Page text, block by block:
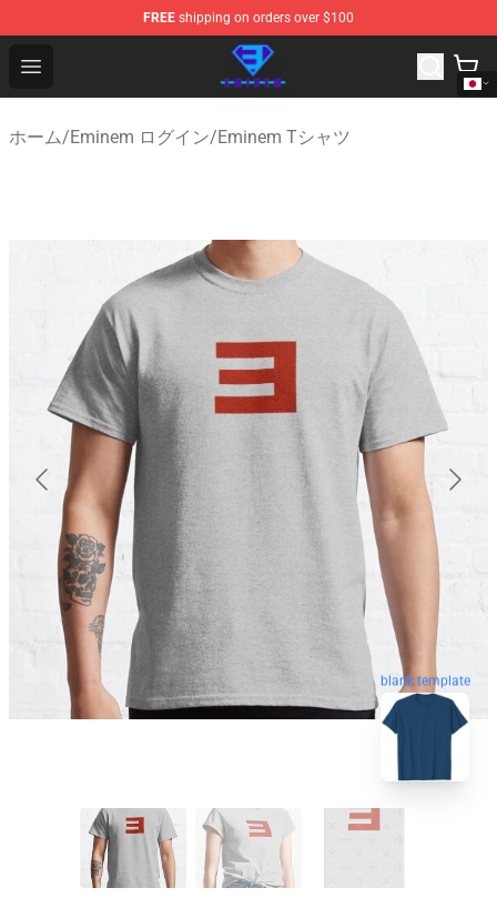
FREE shipping on orders over $100
Open menu
Eminem Store - Official Eminem Merchandise Shop
ホーム/Eminem ログイン/Eminem Tシャツ
blank template